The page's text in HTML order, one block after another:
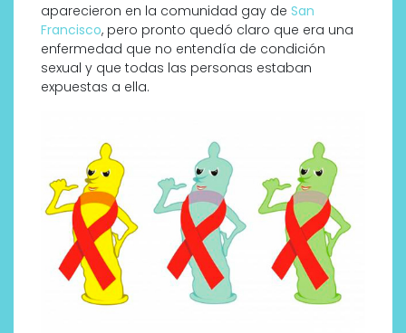
aparecieron en la comunidad gay de San
Francisco, pero pronto quedó claro que era una
enfermedad que no entendía de condición
sexual y que todas las personas estaban
expuestas a ella.